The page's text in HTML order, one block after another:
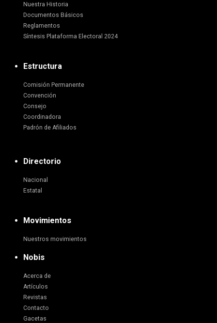
Nuestra Historia
Documentos Básicos
Reglamentos
Síntesis Plataforma Electoral 2024
Estructura
Comisión Permanente
Convención
Consejo
Coordinadora
Padrón de Afiliados
Directorio
Nacional
Estatal
Movimientos
Nuestros movimientos
Nobis
Acerca de
Artículos
Revistas
Contacto
Gacetas